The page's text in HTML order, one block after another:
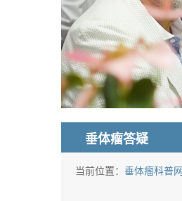
垂体瘤答疑
当前位置： 垂体瘤科普网